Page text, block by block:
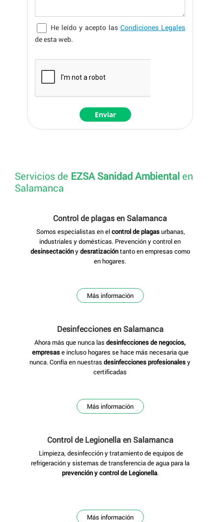
He leído y acepto las Condiciones Legales
de esta web.
Servicios de EZSA Sanidad Ambiental en
Salamanca
Control de plagas en Salamanca
Somos especialistas en elcontrol de plagasurbanas,
industriales y domésticas. Prevención y control en
desinsectaciónydesratizacióntanto en empresas como
en hogares.
Más información
Desinfeccionesen Salamanca
Ahora más que nunca las desinfecciones de negocios,
empresase incluso hogares se hace más necesaria que
nunca. Confía en nuestras desinfecciones profesionalesy
certificadas
Más información
Control de Legionellaen Salamanca
Limpieza, desinfección y tratamiento de equipos de
refrigeración y sistemas de transferencia de agua para la
prevención y control de Legionella.
Más información